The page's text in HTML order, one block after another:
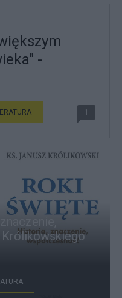
-
1
Królikowskiego